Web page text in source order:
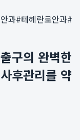
과#테헤란로안과#
구의 완벽한
후관리를 약